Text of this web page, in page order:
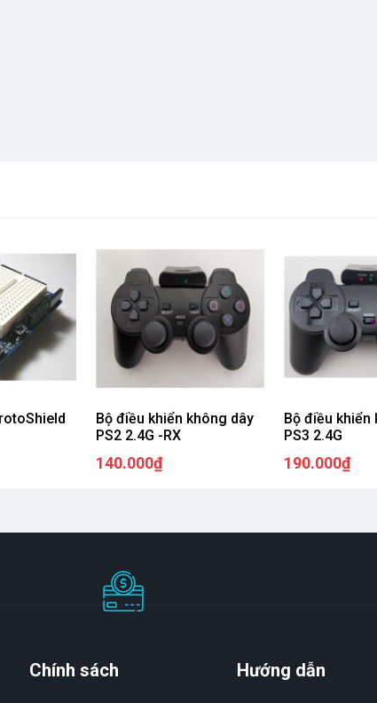
Bộ điều khiển không dây
PS2 2.4G -RX
140.000₫
Bộ điều khiển
PS3 2.4G
190.000₫
Chính sách Hướng dẫn